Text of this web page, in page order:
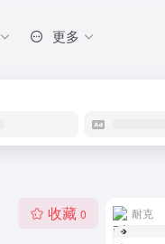
更多
收藏 0 耐克